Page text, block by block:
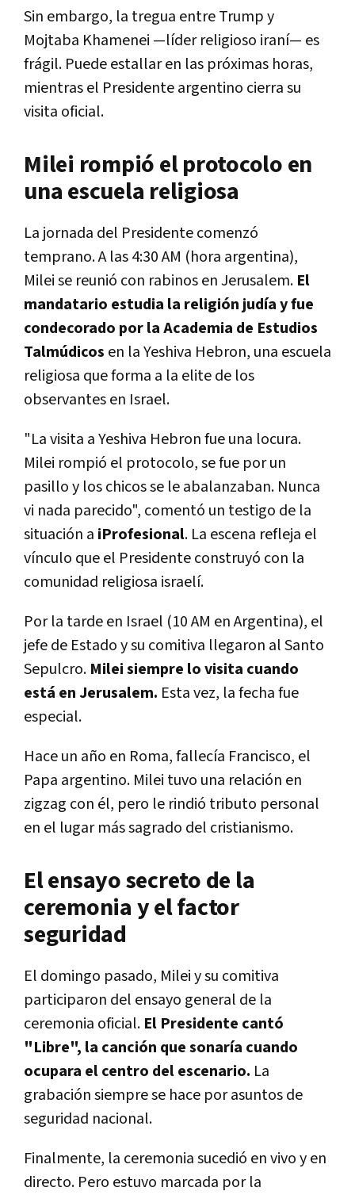
Sin embargo, la tregua entre Trump y
Mojtaba Khamenei —líder religioso iraní— es
frágil. Puede estallar en las próximas horas,
mientras el Presidente argentino cierra su
visita oficial.
Milei rompió el protocolo en
una escuela religiosa
La jornada del Presidente comenzó
temprano. A las 4:30 AM (hora argentina),
Milei se reunió con rabinos en Jerusalem. El
mandatario estudia la religión judía y fue
condecorado por la Academia de Estudios
Talmúdicos en la Yeshiva Hebron, una escuela
religiosa que forma a la elite de los
observantes en Israel.
"La visita a Yeshiva Hebron fue una locura.
Milei rompió el protocolo, se fue por un
pasillo y los chicos se le abalanzaban. Nunca
vi nada parecido", comentó un testigo de la
situación a iProfesional. La escena refleja el
vínculo que el Presidente construyó con la
comunidad religiosa israelí.
Por la tarde en Israel (10 AM en Argentina), el
jefe de Estado y su comitiva llegaron al Santo
Sepulcro. Milei siempre lo visita cuando
está en Jerusalem. Esta vez, la fecha fue
especial.
Hace un año en Roma, fallecía Francisco, el
Papa argentino. Milei tuvo una relación en
zigzag con él, pero le rindió tributo personal
en el lugar más sagrado del cristianismo.
El ensayo secreto de la
ceremonia y el factor
seguridad
El domingo pasado, Milei y su comitiva
participaron del ensayo general de la
ceremonia oficial. El Presidente cantó
"Libre", la canción que sonaría cuando
ocupara el centro del escenario. La
grabación siempre se hace por asuntos de
seguridad nacional.
Finalmente, la ceremonia sucedió en vivo y en
directo. Pero estuvo marcada por la